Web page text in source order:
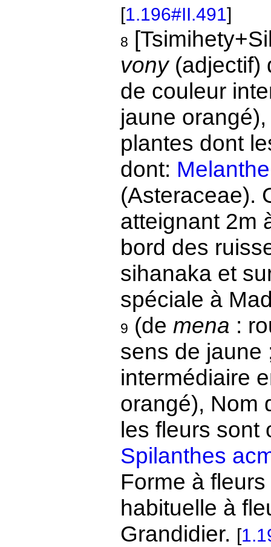
[1.196#II.491]
8
vony (adjectif)
de couleur
jaune
plantes dont
dont:
(Asteraceae).
atteignant 2m
bord des
sihanaka et
spéciale à
9 (de mena :
sens de jaune
intermédiaire
orangé), Nom
les fleurs sont
Spilanthes
Forme à
habituelle à
Grandidier. [